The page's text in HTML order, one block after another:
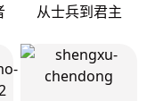
从士兵到君主